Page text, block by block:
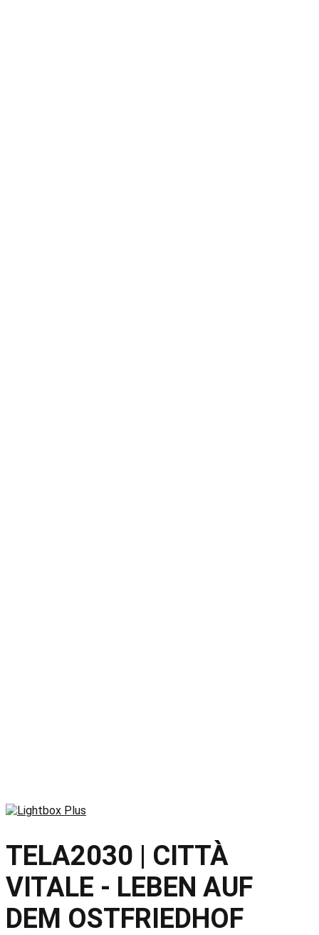
TELA2030 | CITTÀ
VITALE - LEBEN AUF
DEM OSTFRIEDHOF